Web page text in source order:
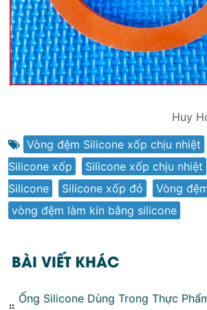
Huy
Vòng đệm Silicone xốp chịu nhiệt
Silicone xốp
Silicone xốp chịu nhiệt
Silicone
Silicone xốp đỏ Vòng
vòng đệm làm kín bằng silicone
BÀI VIẾT KHÁC
Ống Silicone Dùng Trong Thực